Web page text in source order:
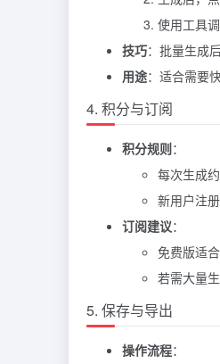
使用工具
技巧：批量生成
用途：适合需要
4. 积分与订阅
积分规则：
每次生成
新用户注
订阅建议：
免费版适
若需大量
5. 保存与导出
操作流程：